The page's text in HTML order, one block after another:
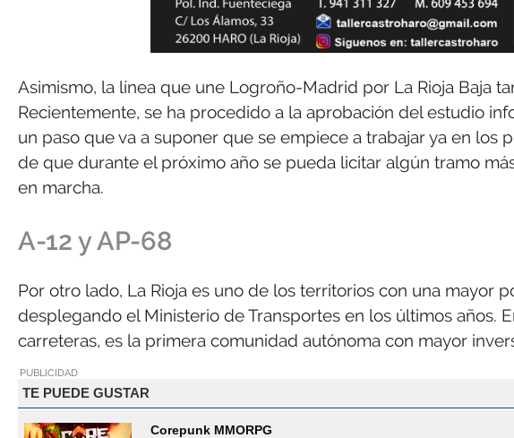
Asimismo, la línea que une Logroño-Madrid por La Rioja Baja
Recientemente, se ha procedido a la aprobación del estudio
un paso que va a suponer que se empiece a trabajar ya en los
de que durante el próximo año se pueda licitar algún tramo
en marcha.
A-12 y AP-68
Por otro lado, La Rioja es uno de los territorios con una mayor
desplegando el Ministerio de Transportes en los últimos años.
carreteras, es la primera comunidad autónoma con mayor
PUBLICIDAD
TE PUEDE GUSTAR
Corepunk MMORPG